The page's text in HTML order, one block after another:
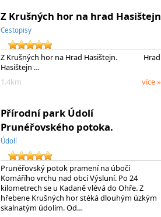
Z Krušných hor na hrad Hasištejn
Cestopisy
Z Krušných hor na Hrad Hasištejn. Hrad
Hasištejn …
1.4km
více »
Přírodní park Údolí
Prunéřovského potoka.
Údolí
Prunéřovský potok pramení na úbočí
Komářího vrchu nad obcí Výsluní. Po 24
kilometrech se u Kadaně vlévá do Ohře. Z
hřebene Krušných hor stéká dlouhým úzkým
skalnatým údolím. Od…